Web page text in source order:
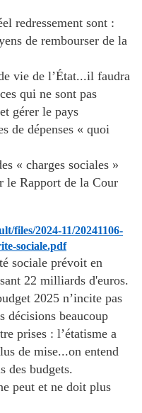
redressement sont :
de rembourser de la
vie de l’État...il faudra
qui ne sont pas
gérer le pays
de dépenses « quoi
« charges sociales »
le Rapport de la Cour
files/2024-11/20241106-
sociale.pdf
sociale prévoit en
22 milliards d'euros.
2025 n’incite pas
décisions beaucoup
prises : l’étatisme a
de mise...on entend
des budgets.
peut et ne doit plus